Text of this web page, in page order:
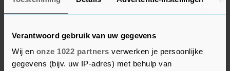
Verantwoord gebruik van uw gegevens
Wij en onze 1022 partners verwerken je persoonlijke
gegevens (bijv. uw IP-adres) met behulp van
een grotere kans hadden om te maken te krijgen
met een kinderbeschermingsmaatregel (met of
zonder een uithuisplaatsing) dan niet-
gedupeerde gezinnen, met zo veel mogelijk